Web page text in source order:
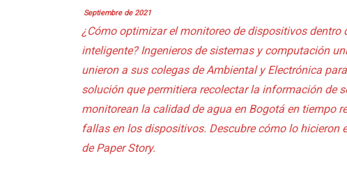
Septiembre de 2021
¿Cómo optimizar el monitoreo de dispositivos dentro
inteligente? Ingenieros de sistemas y computación
unieron a sus colegas de Ambiental y Electrónica
solución que permitiera recolectar la información de
monitorean la calidad de agua en Bogotá en tiempo
fallas en los dispositivos. Descubre cómo lo hicieron
de Paper Story.